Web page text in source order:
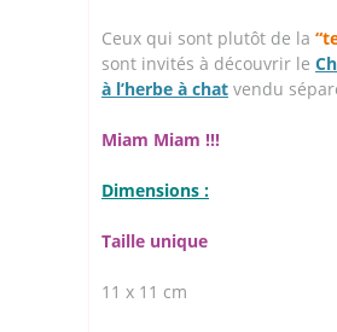
Ceux qui sont plutôt de la
sont invités à découvrir le
à l’herbe à chat vendu
Miam Miam !!!
Dimensions :
Taille unique
11 x 11 cm